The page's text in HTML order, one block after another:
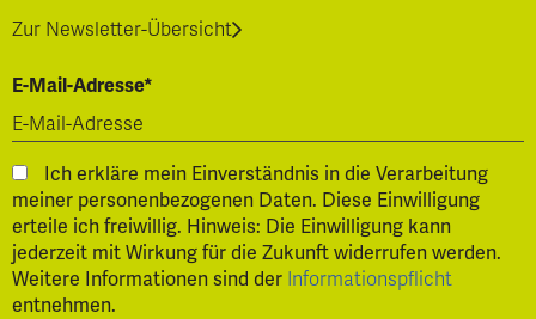
Zur Newsletter-Übersicht
E-Mail-Adresse*
Ich erkläre mein Einverständnis in die Verarbeitung
meiner personenbezogenen Daten. Diese Einwilligung
erteile ich freiwillig. Hinweis: Die Einwilligung kann
jederzeit mit Wirkung für die Zukunft widerrufen werden.
Weitere Informationen sind der Informationspflicht
entnehmen.